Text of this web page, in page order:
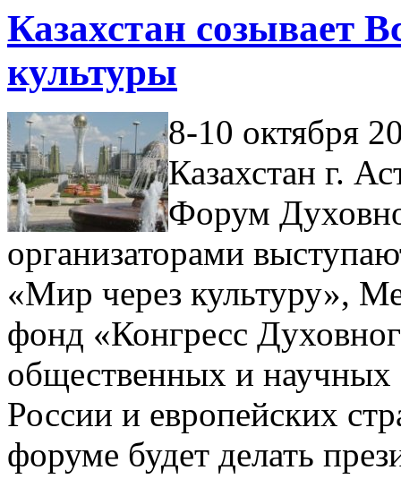
Казахстан созывает
культуры
8-10 октября
Казахстан г.
Форум
организаторами
«Мир через культуру»,
фонд «Конгресс
общественных и научных
России и европейских
форуме будет делать